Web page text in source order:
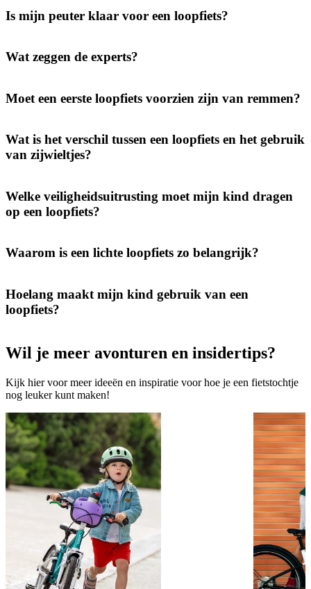
Is mijn peuter klaar voor een loopfiets?
Wat zeggen de experts?
Moet een eerste loopfiets voorzien zijn van remmen?
Wat is het verschil tussen een loopfiets en het gebruik
van zijwieltjes?
Welke veiligheidsuitrusting moet mijn kind dragen
op een loopfiets?
Waarom is een lichte loopfiets zo belangrijk?
Hoelang maakt mijn kind gebruik van een
loopfiets?
Wil je meer avonturen en insidertips?
Kijk hier voor meer ideeën en inspiratie voor hoe je een fietstochtje
nog leuker kunt maken!